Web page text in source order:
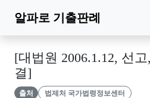
알파로 기출판례
[대법원 2006.1.12, 선
결]
출처 법제처 국가법령정보센터